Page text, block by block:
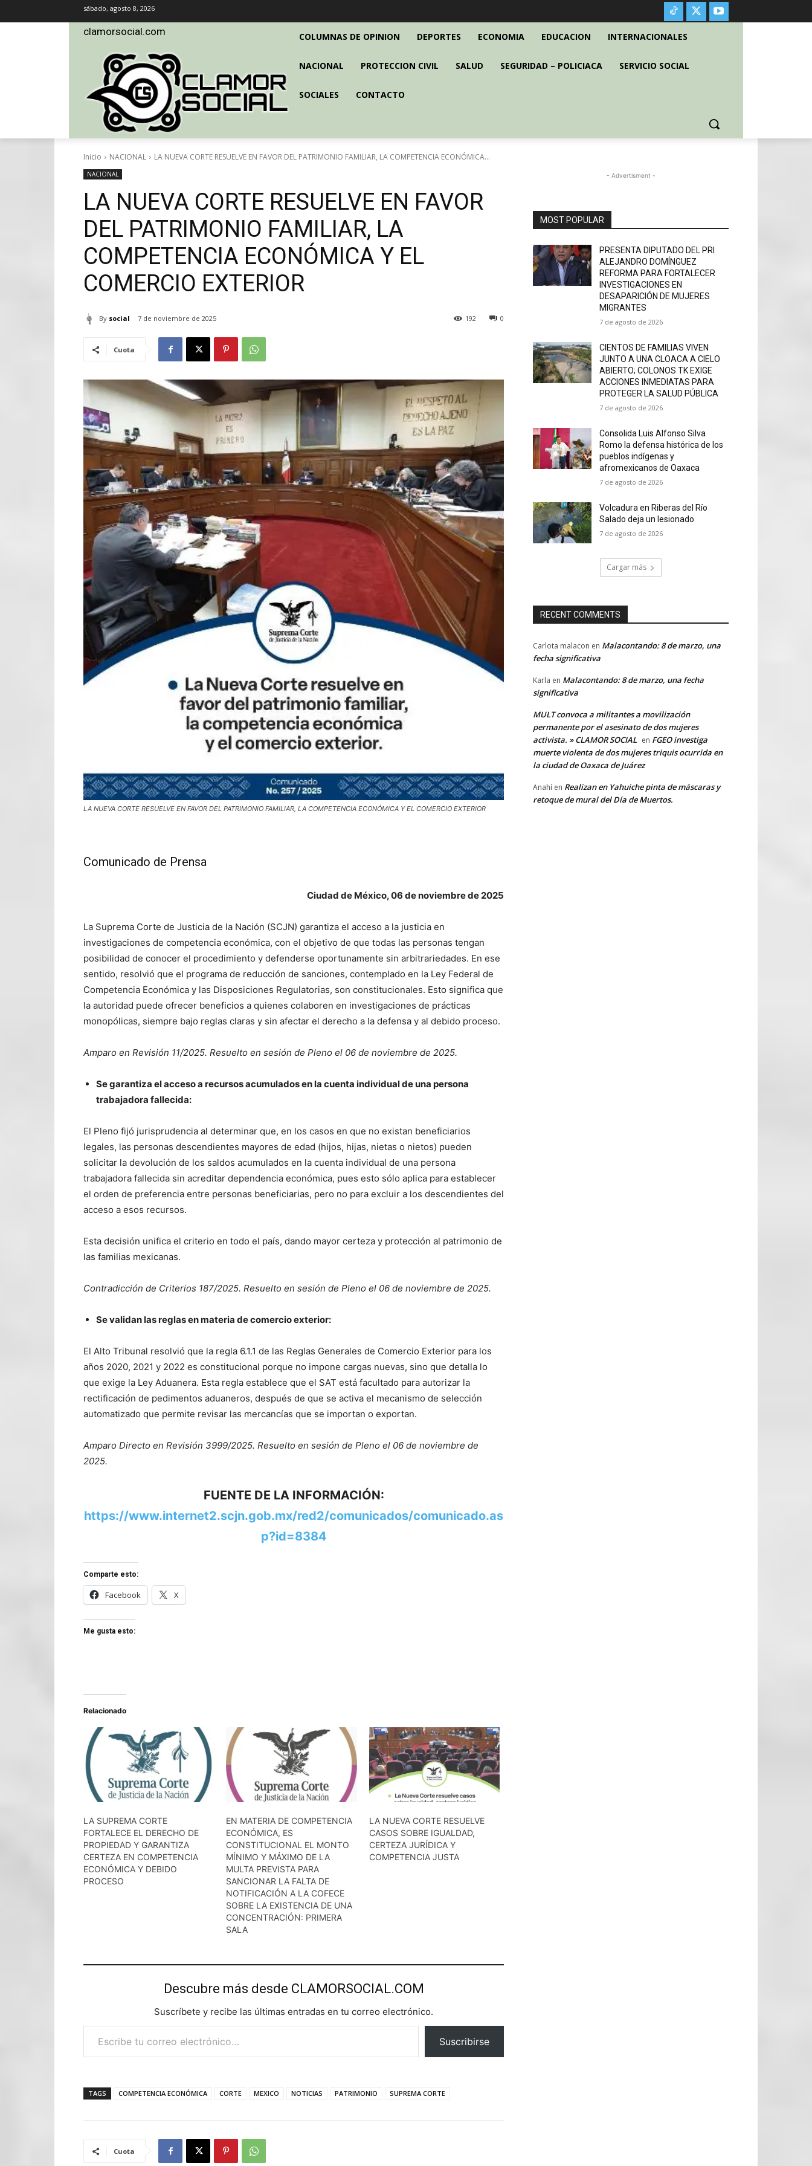
sábado, agosto 8, 2026
clamorsocial.com COLUMNAS DE OPINION DEPORTES ECONOMIA EDUCACION INTERNACIONALES
NACIONAL PROTECCION CIVIL SALUD SEGURIDAD – POLICIACA SERVICIO SOCIAL
SOCIALES CONTACTO
Inicio NACIONAL LA NUEVA CORTE RESUELVE EN FAVOR DEL PATRIMONIO FAMILIAR, LA COMPETENCIA ECONÓMICA...
NACIONAL
LA NUEVA CORTE RESUELVE EN FAVOR
DEL PATRIMONIO FAMILIAR, LA
COMPETENCIA ECONÓMICA Y EL
COMERCIO EXTERIOR
By social 7 de noviembre de 2025 0
192
Cuota
LA NUEVA CORTE RESUELVE EN FAVOR DEL PATRIMONIO FAMILIAR, LA COMPETENCIA ECONÓMICA Y EL COMERCIO EXTERIOR
Comunicado de Prensa
Ciudad de México, 06 de noviembre de 2025
La Suprema Corte de Justicia de la Nación (SCJN) garantiza el acceso a la justicia en
investigaciones de competencia económica, con el objetivo de que todas las personas tengan
posibilidad de conocer el procedimiento y defenderse oportunamente sin arbitrariedades. En ese
sentido, resolvió que el programa de reducción de sanciones, contemplado en la Ley Federal de
Competencia Económica y las Disposiciones Regulatorias, son constitucionales. Esto significa que
la autoridad puede ofrecer beneficios a quienes colaboren en investigaciones de prácticas
monopólicas, siempre bajo reglas claras y sin afectar el derecho a la defensa y al debido proceso.
Amparo en Revisión 11/2025. Resuelto en sesión de Pleno el 06 de noviembre de 2025.
Se garantiza el acceso a recursos acumulados en la cuenta individual de una persona
trabajadora fallecida:
El Pleno fijó jurisprudencia al determinar que, en los casos en que no existan beneficiarios
legales, las personas descendientes mayores de edad (hijos, hijas, nietas o nietos) pueden
solicitar la devolución de los saldos acumulados en la cuenta individual de una persona
trabajadora fallecida sin acreditar dependencia económica, pues esto sólo aplica para establecer
el orden de preferencia entre personas beneficiarias, pero no para excluir a los descendientes del
acceso a esos recursos.
Esta decisión unifica el criterio en todo el país, dando mayor certeza y protección al patrimonio de
las familias mexicanas.
Contradicción de Criterios 187/2025. Resuelto en sesión de Pleno el 06 de noviembre de 2025.
Se validan las reglas en materia de comercio exterior:
El Alto Tribunal resolvió que la regla 6.1.1 de las Reglas Generales de Comercio Exterior para los
años 2020, 2021 y 2022 es constitucional porque no impone cargas nuevas, sino que detalla lo
que exige la Ley Aduanera. Esta regla establece que el SAT está facultado para autorizar la
rectificación de pedimentos aduaneros, después de que se activa el mecanismo de selección
automatizado que permite revisar las mercancías que se importan o exportan.
Amparo Directo en Revisión 3999/2025. Resuelto en sesión de Pleno el 06 de noviembre de
2025.
FUENTE DE LA INFORMACIÓN:
https://www.internet2.scjn.gob.mx/red2/comunicados/comunicado.as
p?id=8384
Comparte esto:
Facebook X
Me gusta esto:
Relacionado
LA SUPREMA CORTE
FORTALECE EL DERECHO DE
PROPIEDAD Y GARANTIZA
CERTEZA EN COMPETENCIA
ECONÓMICA Y DEBIDO
PROCESO
EN MATERIA DE COMPETENCIA
ECONÓMICA, ES
CONSTITUCIONAL EL MONTO
MÍNIMO Y MÁXIMO DE LA
MULTA PREVISTA PARA
SANCIONAR LA FALTA DE
NOTIFICACIÓN A LA COFECE
SOBRE LA EXISTENCIA DE UNA
CONCENTRACIÓN: PRIMERA
SALA
LA NUEVA CORTE RESUELVE
CASOS SOBRE IGUALDAD,
CERTEZA JURÍDICA Y
COMPETENCIA JUSTA
Descubre más desde CLAMORSOCIAL.COM
Suscríbete y recibe las últimas entradas en tu correo electrónico.
Escribe tu correo electrónico…
Suscribirse
TAGS COMPETENCIA ECONÓMICA CORTE MEXICO NOTICIAS PATRIMONIO SUPREMA CORTE
Cuota
- Advertisment -
MOST POPULAR
PRESENTA DIPUTADO DEL PRI
ALEJANDRO DOMÍNGUEZ
REFORMA PARA FORTALECER
INVESTIGACIONES EN
DESAPARICIÓN DE MUJERES
MIGRANTES
7 de agosto de 2026
CIENTOS DE FAMILIAS VIVEN
JUNTO A UNA CLOACA A CIELO
ABIERTO; COLONOS TK EXIGE
ACCIONES INMEDIATAS PARA
PROTEGER LA SALUD PÚBLICA
7 de agosto de 2026
Consolida Luis Alfonso Silva
Romo la defensa histórica de los
pueblos indígenas y
afromexicanos de Oaxaca
7 de agosto de 2026
Volcadura en Riberas del Río
Salado deja un lesionado
7 de agosto de 2026
Cargar más
RECENT COMMENTS
Carlota malacon en Malacontando: 8 de marzo, una
fecha significativa
Karla en Malacontando: 8 de marzo, una fecha
significativa
MULT convoca a militantes a movilización
permanente por el asesinato de dos mujeres
activista. » CLAMOR SOCIAL en FGEO investiga
muerte violenta de dos mujeres triquis ocurrida en
la ciudad de Oaxaca de Juárez
Anahí en Realizan en Yahuiche pinta de máscaras y
retoque de mural del Día de Muertos.